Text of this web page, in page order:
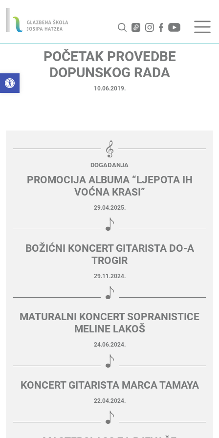
Open toolbar
POČETAK PROVEDBE
DOPUNSKOG RADA
10.06.2019.
DOGAĐANJA
PROMOCIJA ALBUMA “LJEPOTA IH
VOĆNA KRASI”
29.04.2025.
BOŽIĆNI KONCERT GITARISTA DO-A
TROGIR
29.11.2024.
MATURALNI KONCERT SOPRANISTICE
MELINE LAKOŠ
24.06.2024.
KONCERT GITARISTA MARCA TAMAYA
22.04.2024.